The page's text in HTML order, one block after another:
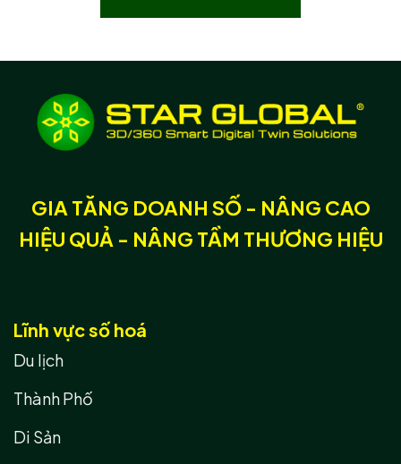
GIA TĂNG DOANH SỐ - NÂNG CAO
HIỆU QUẢ - NÂNG TẦM THƯƠNG HIỆU
Lĩnh vực số hoá
Du lịch
Thành Phố
Di Sản